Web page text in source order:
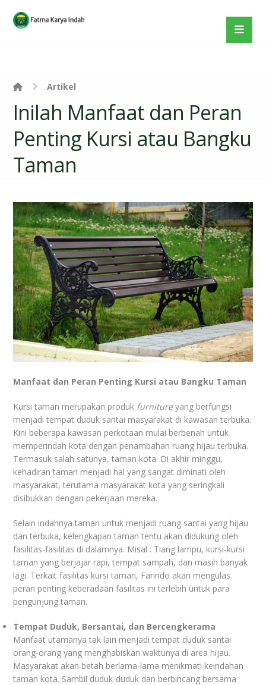
Artikel
Inilah Manfaat dan Peran
Penting Kursi atau Bangku
Taman
Manfaat dan Peran Penting Kursi atau Bangku Taman
Kursi taman merupakan produk furnitureyang berfungsi
menjadi tempat duduk santai masyarakat di kawasan terbuka.
Kini beberapa kawasan perkotaan mulai berbenah untuk
memperindah kota dengan penambahan ruang hijau terbuka.
Termasuk salah satunya, taman kota. Di akhir minggu,
kehadiran taman menjadi hal yang sangat diminati oleh
masyarakat, terutama masyarakat kota yang seringkali
disibukkan dengan pekerjaan mereka.
Selain indahnya taman untuk menjadi ruang santai yang hijau
dan terbuka, kelengkapan taman tentu akan didukung oleh
fasilitas-fasilitas di dalamnya. Misal : Tiang lampu, kursi-kursi
taman yang berjajar rapi, tempat sampah, dan masih banyak
lagi. Terkait fasilitas kursi taman, Farindo akan mengulas
peran penting keberadaan fasilitas ini terlebih untuk para
pengunjung taman.
Tempat Duduk, Bersantai, dan Bercengkerama
Manfaat utamanya tak lain menjadi tempat duduk santai
orang-orang yang menghabiskan waktunya di area hijau.
Masyarakat akan betah berlama-lama menikmati keindahan
taman kota. Sambil duduk-duduk dan berbincang bersama